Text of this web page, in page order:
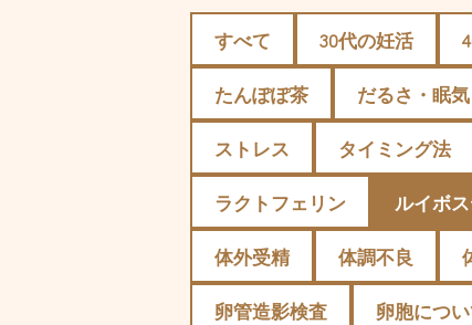
すべて 30代の妊活
たんぽぽ茶
だるさ・眠気
ストレス
タイミング法
ラクトフェリン
ルイボ
体外受精
体調不良
卵管造影検査
卵胞につ